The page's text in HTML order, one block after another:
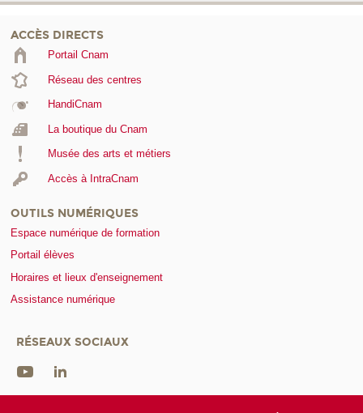
ACCÈS DIRECTS
Portail Cnam
Réseau des centres
HandiCnam
La boutique du Cnam
Musée des arts et métiers
Accès à IntraCnam
OUTILS NUMÉRIQUES
Espace numérique de formation
Portail élèves
Horaires et lieux d'enseignement
Assistance numérique
RÉSEAUX SOCIAUX